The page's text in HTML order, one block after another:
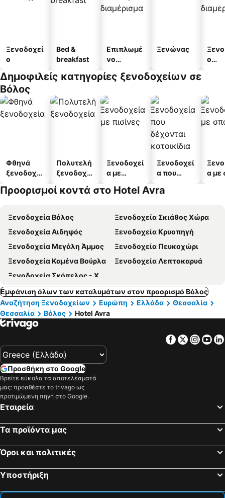
Ξενοδοχεί
ο
Bed &
breakfast
Επιπλωμέ
νο
α
Ξενώνας
ο
Δημοφιλείς κατηγορίες ξενοδοχείων σε
Βόλος
Φθηνά
ξενοδοχεί
Πολυτελή
ξενοδοχεί
Ξενοδοχεί
α με
Ξενοδοχεί
α που
κατοικίδι
α με
Προορισμοί κοντά στο Hotel Avra
Ξενοδοχεία Βόλος
Ξενοδοχεία Σκιάθος Χώρα
Ξενοδοχεία Αιδηψός
Ξενοδοχεία Κρυοπηγή
Ξενοδοχεία Μεγάλη Άμμος
Ξενοδοχεία Πευκοχώρι
Ξενοδοχεία Καμένα Βούρλα
Ξενοδοχεία Λεπτοκαρυά
Ξενοδοχεία Σκόπελος - Χώρα
Εμφάνιση όλων των καταλυμάτων στον προορισμό Βόλος
Αναζήτηση Ξενοδοχείων
Ευρώπη Ελλάδα
Θεσσαλία
Θεσσαλία
Βόλος Hotel Avra
Facebook
Twitter
Προσθήκη στο Google
Βρείτε εύκολα τα αποτελέσματά
μας: προσθέστε το trivago ως
προτιμώμενη πηγή στο Google.
Εταιρεία
Τα προϊόντα μας
Όροι και πολιτικές
Υποστήριξη